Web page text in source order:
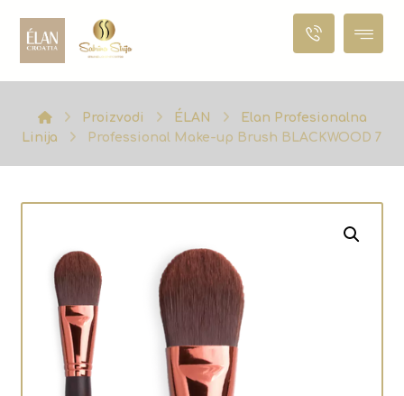
Proizvodi ÉLAN
Elan Profesionalna
Linija
Professional Make-up Brush BLACKWOOD 7